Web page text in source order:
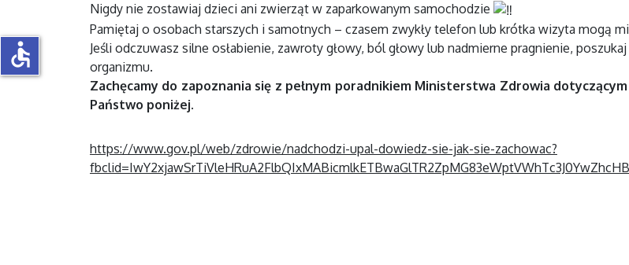
Nigdy nie zostawiaj dzieci ani zwierząt w zaparkowanym samochodzie
Pamiętaj o osobach starszych i samotnych – czasem zwykły telefon lub krótka wizyta mogą
Jeśli odczuwasz silne osłabienie, zawroty głowy, ból głowy lub nadmierne pragnienie,
organizmu.
Zachęcamy do zapoznania się z pełnym poradnikiem Ministerstwa Zdrowia
Państwo poniżej.
https://www.gov.pl/web/zdrowie/nadchodzi-upal-dowiedz-sie-jak-sie-zachowac?
accessible